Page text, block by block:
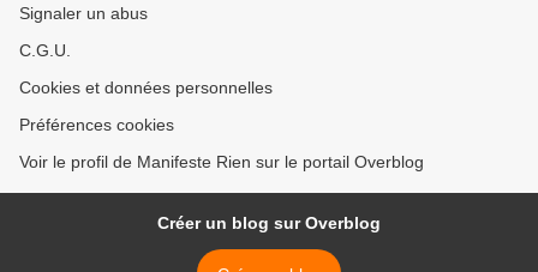
Signaler un abus
C.G.U.
Cookies et données personnelles
Préférences cookies
Voir le profil de Manifeste Rien sur le portail Overblog
Créer un blog sur Overblog